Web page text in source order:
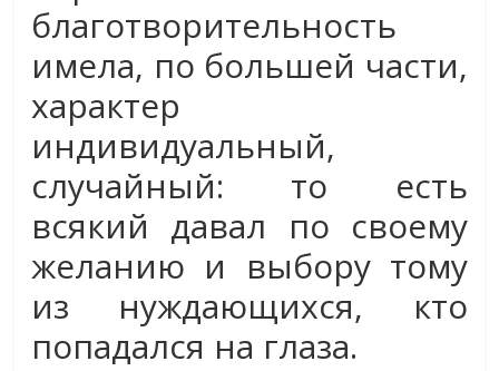
благотворительность
имела, по большей части,
характер
индивидуальный,
случайный: то есть
всякий давал по своему
желанию и выбору тому
из нуждающихся, кто
попадался на глаза.